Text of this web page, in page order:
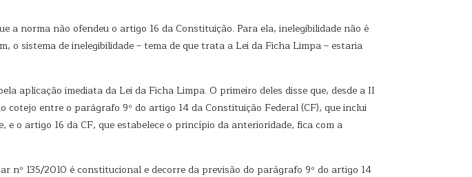
norma não ofendeu o artigo 16 da Constituição. Para ela, inelegibilidade não é
o sistema de inelegibilidade – tema de que trata a Lei da Ficha Limpa – estaria
aplicação imediata da Lei da Ficha Limpa. O primeiro deles disse que, desde a II
entre o parágrafo 9º do artigo 14 da Constituição Federal (CF), que inclui
o artigo 16 da CF, que estabelece o princípio da anterioridade, fica com a
135/2010 é constitucional e decorre da previsão do parágrafo 9º do artigo 14